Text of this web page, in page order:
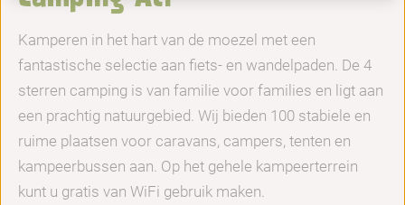
Kamperen in het hart van de moezel met een
fantastische selectie aan fiets- en wandelpaden. De 4
sterren camping is van familie voor families en ligt aan
een prachtig natuurgebied. Wij bieden 100 stabiele en
ruime plaatsen voor caravans, campers, tenten en
kampeerbussen aan. Op het gehele kampeerterrein
kunt u gratis van WiFi gebruik maken.